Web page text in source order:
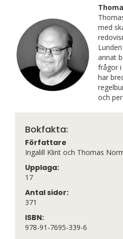
med
annat
frågor i
har
och
Bokfakta:
Författare
Ingalill Klint och Thomas
Upplaga:
17
Antal sidor:
371
ISBN:
978-91-7695-339-6